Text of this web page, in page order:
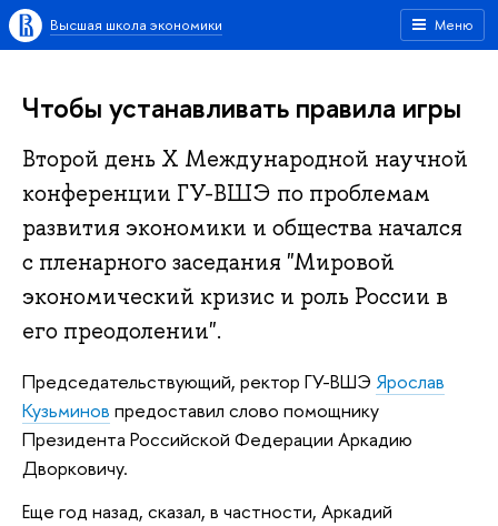
Меню
Высшая школа экономики
Чтобы устанавливать правила игры
Второй день Х Международной научной
конференции ГУ-ВШЭ по проблемам
развития экономики и общества начался
с пленарного заседания "Мировой
экономический кризис и роль России в
его преодолении".
Председательствующий, ректор ГУ-ВШЭ Ярослав
Кузьминов предоставил слово помощнику
Президента Российской Федерации Аркадию
Дворковичу.
Еще год назад, сказал, в частности, Аркадий